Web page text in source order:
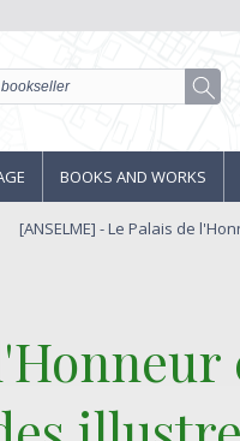
BOOKS AND WORKS
[ANSELME] - Le Palais de